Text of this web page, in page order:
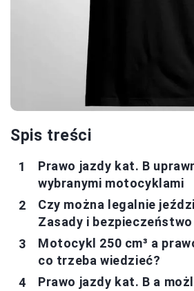
Spis treści
Prawo jazdy kat. B
wybranymi motocyklami
Czy można legalnie
Zasady i bezpieczeństwo
Motocykl 250 cm³ a
co trzeba wiedzieć?
Prawo jazdy kat. B a